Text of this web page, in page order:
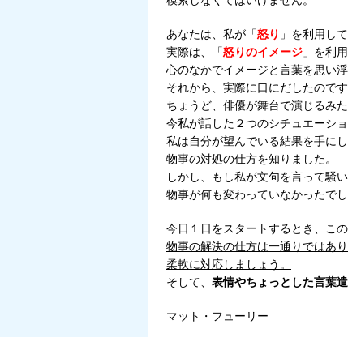
あなたは、私が「怒り 」を利用し
実際は、「怒りのイメージ 」を利
心のなかでイメージと言葉を思い浮
それから、実際に口にだしたのです
ちょうど、俳優が舞台で演じるみた
今私が話した２つのシチュエーシ
私は自分が望んでいる結果を手に
物事の対処の仕方を知りました。
しかし、もし私が文句を言って騒い
物事が何も変わっていなかったでし
今日１日をスタートするとき、こ
物事の解決の仕方は一通りではあり
柔軟に対応しましょう。
そして、 表情やちょっとした言葉
マット・フューリー